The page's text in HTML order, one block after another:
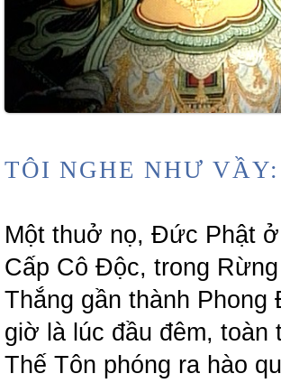
TÔI NGHE NHƯ VẦY:
Một thuở nọ, Đức Phật
Cấp Cô Độc, trong
Thắng gần thành Phong
giờ là lúc đầu đêm, toàn
Thế Tôn phóng ra hào